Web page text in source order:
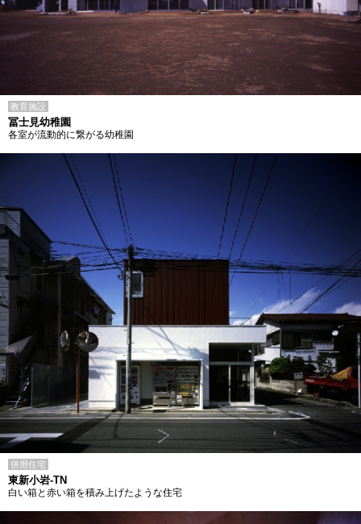
教育施設
冨士見幼稚園
各室が流動的に繋がる幼稚園
併用住宅
東新小岩-TN
白い箱と赤い箱を積み上げたような住宅